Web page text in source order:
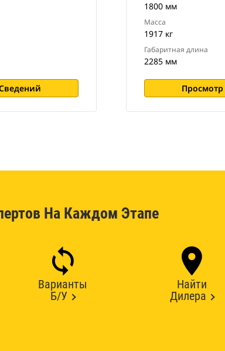
1800 мм
Масса
1917 кг
Габаритная длина
2285 мм
На Каждом Этапе
Варианты
Б/У
Найти
Дилера